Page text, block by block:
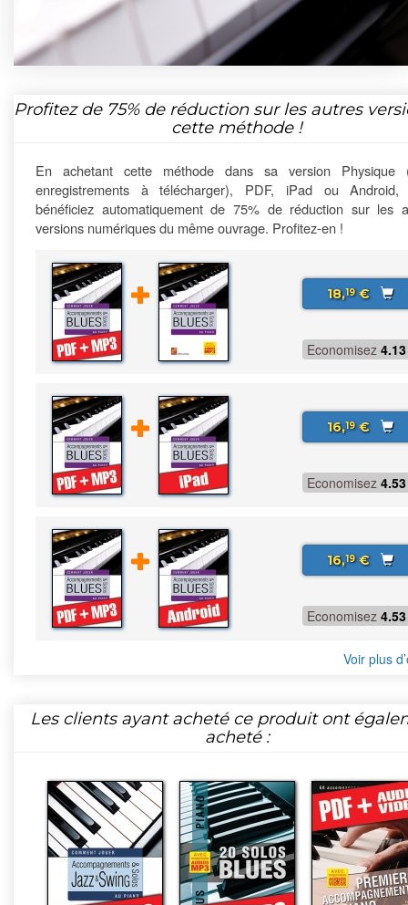
Profitez de 75%de réduction sur les autres
cette méthode !
En achetant cette méthode dans sa version Physique
enregistrements à télécharger), PDF, iPad ou Android,
bénéficiez automatiquement de 75% de réduction sur les
versions numériques du même ouvrage. Profitez-en !
18,19€
Economisez 4.13
16,19€
Economisez 4.53
16,19€
Economisez 4.53
Voir plus
Les clients ayant acheté ce produit ont
acheté :